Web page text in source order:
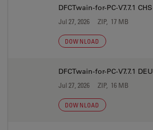
DFCTwain-for-PC-V7.7.1 CHS
Jul 27, 2026 ZIP, 17 MB
DOWNLOAD
DFCTwain-for-PC-V7.7.1 DEU
Jul 27, 2026 ZIP, 16 MB
DOWNLOAD